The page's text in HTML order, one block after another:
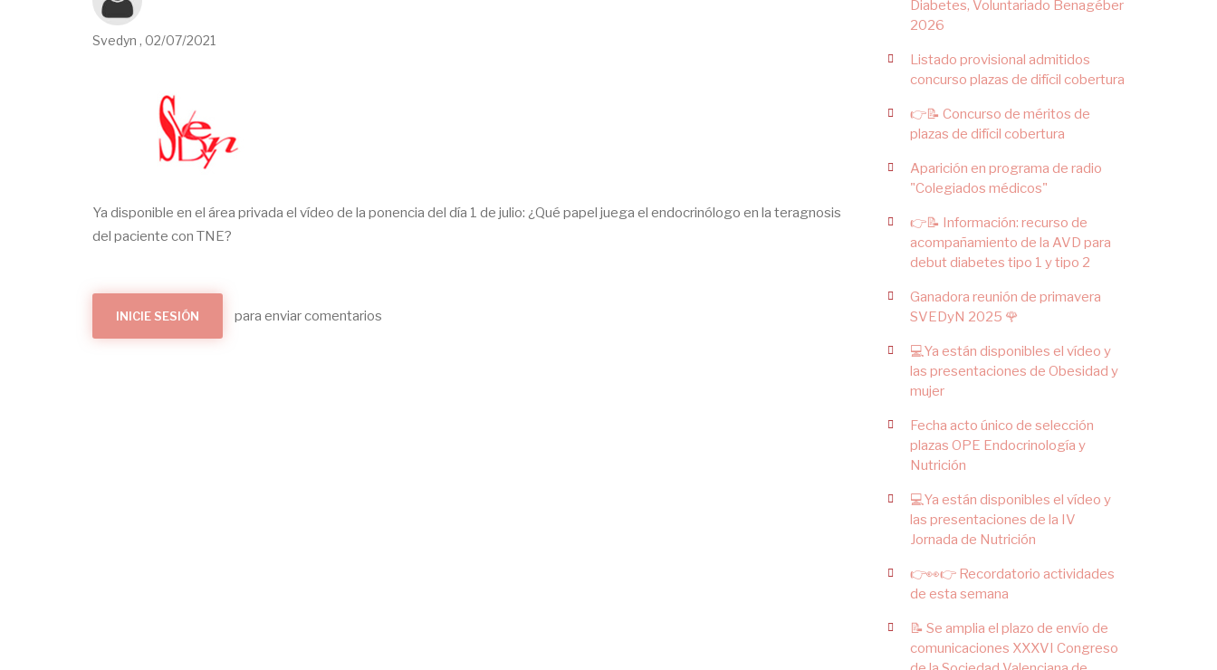
Svedyn , 02/07/2021
Ya disponible en el área privada el vídeo de la ponencia del día 1 de julio: ¿Qué papel juega el endocrinólogo en la teragnosis
del paciente con TNE?
INICIE SESIÓN para enviar comentarios
Diabetes, Voluntariado Benagéber
2026
Listado provisional admitidos
concurso plazas de difícil cobertura
👉📝 Concurso de méritos de
plazas de difícil cobertura
Aparición en programa de radio
"Colegiados médicos"
👉📝 Información: recurso de
acompañamiento de la AVD para
debut diabetes tipo 1 y tipo 2
Ganadora reunión de primavera
SVEDyN 2025 🌹
💻Ya están disponibles el vídeo y
las presentaciones de Obesidad y
mujer
Fecha acto único de selección
plazas OPE Endocrinología y
Nutrición
💻Ya están disponibles el vídeo y
las presentaciones de la IV
Jornada de Nutrición
👉👀👉 Recordatorio actividades
de esta semana
📝 Se amplia el plazo de envío de
comunicaciones XXXVI Congreso